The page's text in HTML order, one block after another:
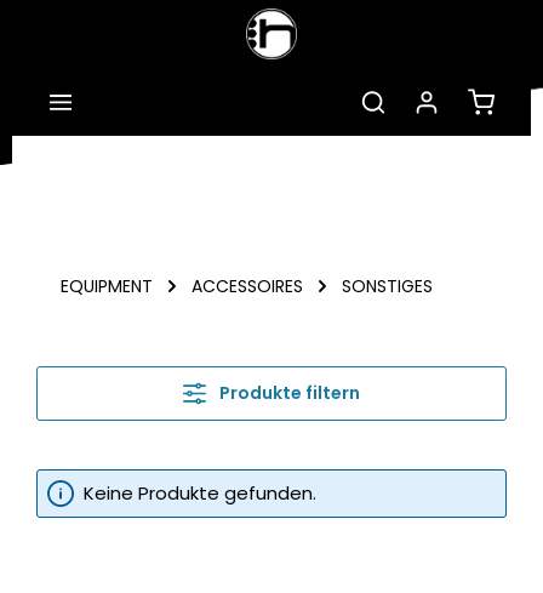
Zum Hauptinhalt springen
EQUIPMENT ACCESSOIRES SONSTIGES
Produkte filtern
Keine Produkte gefunden.